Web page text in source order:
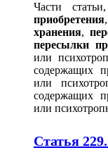
Части
приобретения,
хранения,
пересылки
или
содержащих
или
содержащих
или
Статья